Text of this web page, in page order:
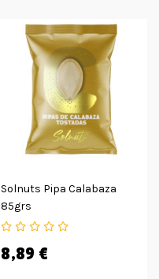
Solnuts Pipa Calabaza
85grs
8,89 €